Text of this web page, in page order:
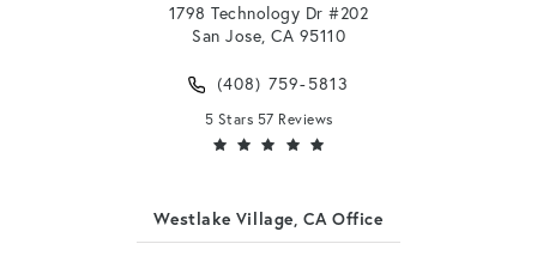
1798 Technology Dr #202
San Jose, CA 95110
(408) 759-5813
5 Stars 57 Reviews
Westlake Village, CA Office